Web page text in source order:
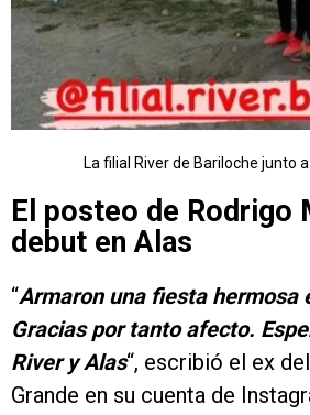
La filial River de Bariloche junto
El posteo de Rodrigo
debut en Alas
“Armaron una fiesta hermosa
Gracias por tanto afecto.
River y Alas“, escribió el ex
Grande en su cuenta de